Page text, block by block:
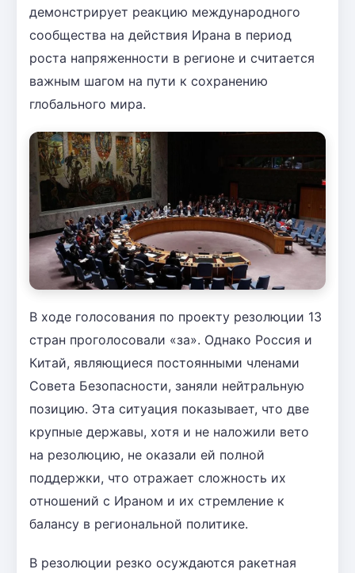
демонстрирует реакцию международного
сообщества на действия Ирана в период
роста напряженности в регионе и считается
важным шагом на пути к сохранению
глобального мира.
В ходе голосования по проекту резолюции 13
стран проголосовали «за». Однако Россия и
Китай, являющиеся постоянными членами
Совета Безопасности, заняли нейтральную
позицию. Эта ситуация показывает, что две
крупные державы, хотя и не наложили вето
на резолюцию, не оказали ей полной
поддержки, что отражает сложность их
отношений с Ираном и их стремление к
балансу в региональной политике.
В резолюции резко осуждаются ракетная